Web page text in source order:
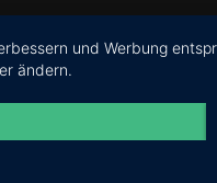
und Werbung
ändern.